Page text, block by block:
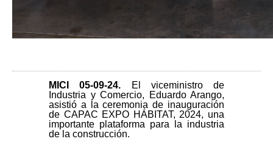
MICI 05-09-24.
El viceministro de
Industria y Comercio, Eduardo Arango,
asistió a la ceremonia de inauguración
de CAPAC EXPO HÁBITAT, 2024, una
importante plataforma para la industria
de la construcción.